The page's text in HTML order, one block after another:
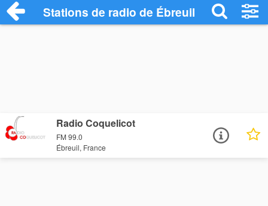
Stations de radio de Ébreuil
Radio Coquelicot
FM 99.0
Ébreuil, France